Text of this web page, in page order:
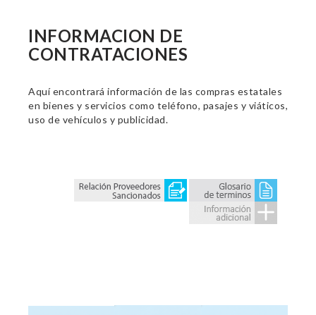
INFORMACION DE
CONTRATACIONES
Aquí encontrará información de las compras estatales
en bienes y servicios como teléfono, pasajes y viáticos,
uso de vehículos y publicidad.